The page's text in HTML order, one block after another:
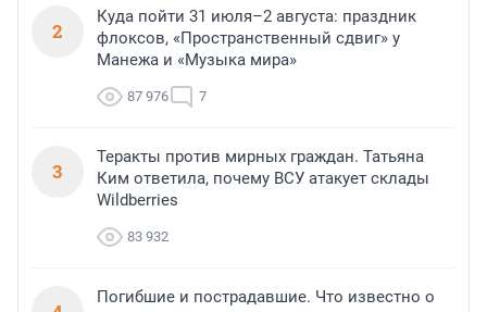
2
Куда пойти 31 июля–2 августа: праздник
флоксов, «Пространственный сдвиг» у
Манежа и «Музыка мира»
87 976 7
3
Теракты против мирных граждан. Татьяна
Ким ответила, почему ВСУ атакует склады
Wildberries
83 932
Погибшие и пострадавшие. Что известно о